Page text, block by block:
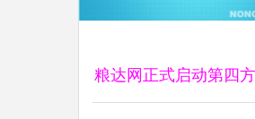
粮达网正式启动第四